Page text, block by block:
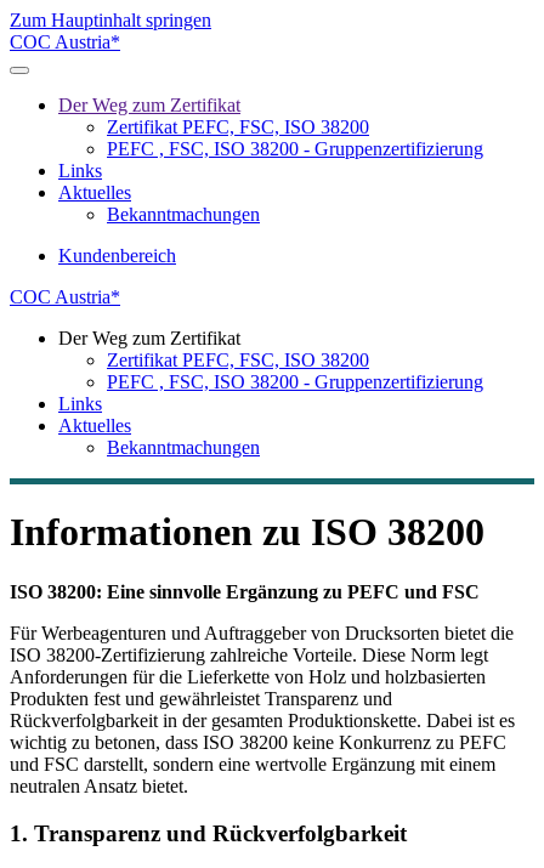
Zum Hauptinhalt springen
COC Austria*
Der Weg zum Zertifikat
Zertifikat PEFC, FSC, ISO 38200
PEFC , FSC, ISO 38200 - Gruppenzertifizierung
Links
Aktuelles
Bekanntmachungen
Kundenbereich
COC Austria*
Der Weg zum Zertifikat
Zertifikat PEFC, FSC, ISO 38200
PEFC , FSC, ISO 38200 - Gruppenzertifizierung
Links
Aktuelles
Bekanntmachungen
Informationen zu ISO 38200
ISO 38200: Eine sinnvolle Ergänzung zu PEFC und FSC
Für Werbeagenturen und Auftraggeber von Drucksorten bietet die
ISO 38200-Zertifizierung zahlreiche Vorteile. Diese Norm legt
Anforderungen für die Lieferkette von Holz und holzbasierten
Produkten fest und gewährleistet Transparenz und
Rückverfolgbarkeit in der gesamten Produktionskette. Dabei ist es
wichtig zu betonen, dass ISO 38200 keine Konkurrenz zu PEFC
und FSC darstellt, sondern eine wertvolle Ergänzung mit einem
neutralen Ansatz bietet.
1. Transparenz und Rückverfolgbarkeit